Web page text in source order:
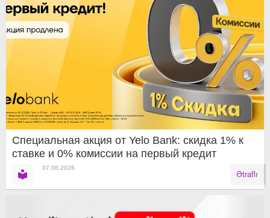
Специальная акция от Yelo Bank: скидка 1% к
ставке и 0% комиссии на первый кредит
07.08.2026
Ətraflı